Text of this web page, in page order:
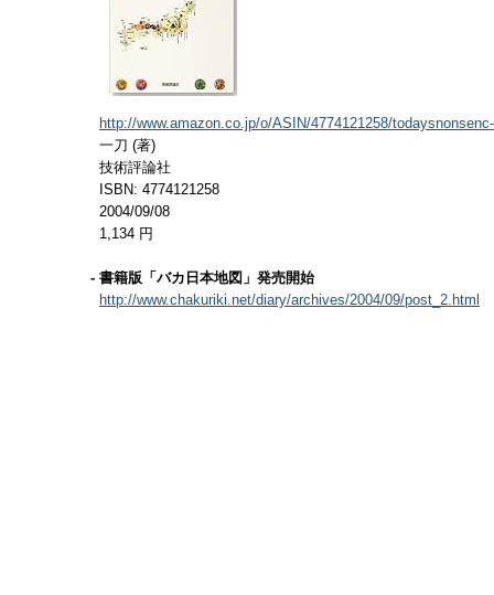
http://www.amazon.co.jp/o/ASIN/4774121258/
一刀 (著)
技術評論社
ISBN: 4774121258
2004/09/08
1,134 円
- 書籍版「バカ日本地図」発売開始
http://www.chakuriki.net/diary/archives/2004/09/post_2.html